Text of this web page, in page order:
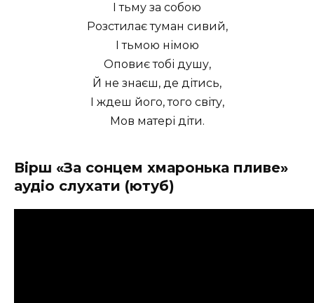
І тьму за собою
Розстилає туман сивий,
І тьмою німою
Оповиє тобі душу,
Й не знаєш, де дітись,
І ждеш його, того світу,
Мов матері діти.
Вірш «За сонцем хмаронька пливе»
аудіо слухати (ютуб)